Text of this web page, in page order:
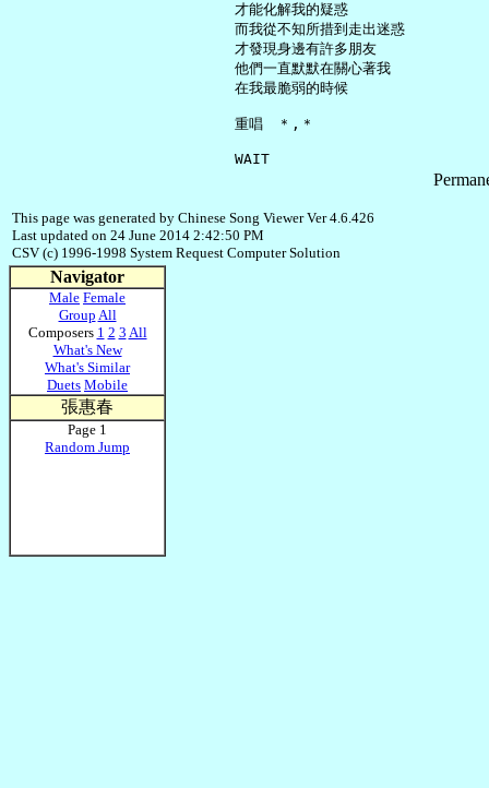
     才能化解我的疑惑
     而我從不知所措到走出迷惑
     才發現身邊有許多朋友
     他們一直默默在關心著我
     在我最脆弱的時候
     重唱　＊,＊
This page was generated by Chinese Song Viewer Ver 4.6.426
Last updated on 24 June 2014 2:42:50 PM
CSV (c) 1996-1998 System Request Computer Solution
Navigator
Male Female
Group All
Composers 1 2 3 All
What's New
What's Similar
Duets Mobile
張惠春
Page 1
Random Jump